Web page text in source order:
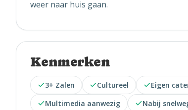
weer naar huis gaan.
Kenmerken
3+ Zalen Cultureel Eigen
Multimedia aanwezig
Nabij